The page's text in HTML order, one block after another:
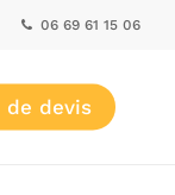
06 69 61 15 06
de devis